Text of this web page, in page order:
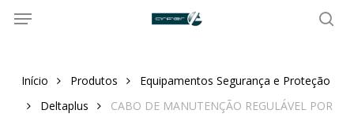
Menu
Início Produtos
Equipamentos Segurança e Proteção
Deltaplus
CABO DE MANUTENÇÃO REGULÁVEL POR